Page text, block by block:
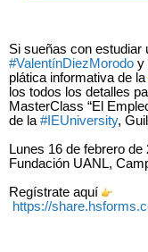
Si sueñas con estudiar
#ValentínDiezMorodo y
plática informativa de la
los todos los detalles
MasterClass “El
de la #IEUniversity,
Lunes 16 de febrero
Fundación UANL,
Regístrate aquí
https://